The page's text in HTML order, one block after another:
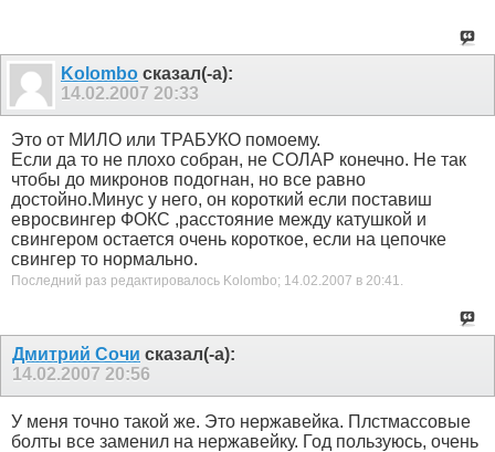
Kolombo сказал(-а):
14.02.2007 20:33
Это от МИЛО или ТРАБУКО помоему.
Если да то не плохо собран, не СОЛАР конечно. Не так
чтобы до микронов подогнан, но все равно
достойно.Минус у него, он короткий если поставиш
евросвингер ФОКС ,расстояние между катушкой и
свингером остается очень короткое, если на цепочке
свингер то нормально.
Последний раз редактировалось Kolombo; 14.02.2007 в 20:41.
Дмитрий Сочи сказал(-а):
14.02.2007 20:56
У меня точно такой же. Это нержавейка. Плстмассовые
болты все заменил на нержавейку. Год пользуюсь, очень